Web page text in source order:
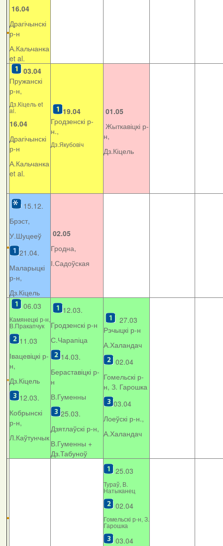
16.04
Драгічынскі
р-н
А.Кальчанка
et al.
03.04
Пружанскі
р-н,
Дз.Кіцель et
al.
16.04
Драгічынскі
р-н
А.Кальчанка
et al.
19.04
Гродзенскі р-
н.,
Дз.Якубовіч
01.05
Жыткавіцкі р-
н,
Дз.Кіцель
15.12.
Брэст,
У.Шуцееў
21.04.
Маларыцкі
р-н,
Дз.Кіцель
02.05
Гродна,
І.Садоўская
06.03
Камянецкі р-н,
В.Пракапчук
11.03
Івацевіцкі р-
н,
Дз.Кіцель
12.03.
Кобрынскі
р-н,
Л.Каўтунчык
12.03.
Гродзенскі р-н
С.Чарапіца
14.03.
Бераставіцкі р-
н
В.Гуменны
25.03.
Дзятлаўскі р-н,
В.Гуменны +
Дз.Табуноў
27.03
Рэчыцкі р-н
А.Халандач
02.04
Гомельскі р-
н, З. Гарошка
03.04
Лоеўскі р-н.,
А.Халандач
25.03
Тураў, В.
Натыканец
02.04
Гомельскі р-н, З.
Гарошка
03.04